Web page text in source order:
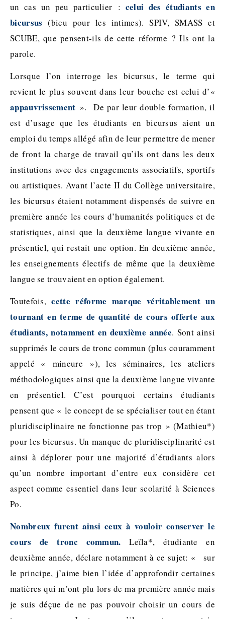
un cas un peu particulier : celui des étudiants en
bicursus (bicu pour les intimes). SPIV, SMASS et
SCUBE, que pensent-ils de cette réforme ? Ils ont la
parole.
Lorsque l’on interroge les bicursus, le terme qui
revient le plus souvent dans leur bouche est celui d’«
appauvrissement ». De par leur double formation, il
est d’usage que les étudiants en bicursus aient un
emploi du temps allégé afin de leur permettre de mener
de front la charge de travail qu’ils ont dans les deux
institutions avec des engagements associatifs, sportifs
ou artistiques. Avant l’acte II du Collège universitaire,
les bicursus étaient notamment dispensés de suivre en
première année les cours d’humanités politiques et de
statistiques, ainsi que la deuxième langue vivante en
présentiel, qui restait une option. En deuxième année,
les enseignements électifs de même que la deuxième
langue se trouvaient en option également.
Toutefois,cette réforme marque véritablement un
tournant en terme de quantité de cours offerte aux
étudiants, notamment en deuxième année. Sont ainsi
supprimés le cours de tronc commun (plus couramment
appelé « mineure »), les séminaires, les ateliers
méthodologiques ainsi que la deuxième langue vivante
en présentiel. C’est pourquoi certains étudiants
pensent que « le concept de se spécialiser tout en étant
pluridisciplinaire ne fonctionne pas trop » (Mathieu*)
pour les bicursus. Un manque de pluridisciplinarité est
ainsi à déplorer pour une majorité d’étudiants alors
qu’un nombre important d’entre eux considère cet
aspect comme essentiel dans leur scolarité à Sciences
Po.
Nombreux furent ainsi ceux à vouloir conserver le
cours de tronc commun.
Leïla*, étudiante en
deuxième année, déclare notamment à ce sujet: « sur
le principe, j’aime bien l’idée d’approfondir certaines
matières qui m’ont plu lors de ma première année mais
je suis déçue de ne pas pouvoir choisir un cours de